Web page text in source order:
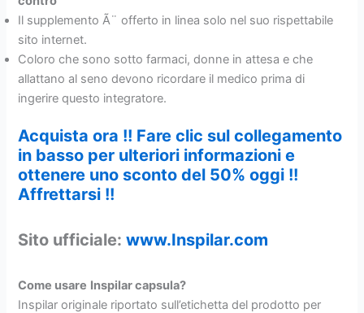
Il supplemento Ã¨ offerto in linea solo nel suo rispettabile
sito internet.
Coloro che sono sotto farmaci, donne in attesa e che
allattano al seno devono ricordare il medico prima di
ingerire questo integratore.
Acquista ora !! Fare clic sul collegamento
in basso per ulteriori informazioni e
ottenere uno sconto del 50% oggi !!
Affrettarsi !!
Sito ufficiale:www.Inspilar.com
Come usare Inspilar capsula?
Inspilar originale riportato sull’etichetta del prodotto per